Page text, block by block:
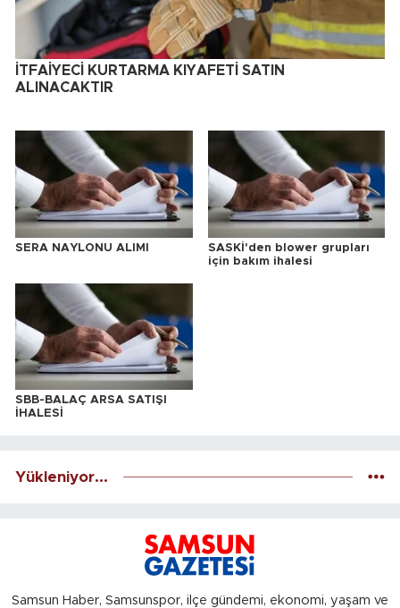
İTFAİYECİ KURTARMA KIYAFETİ SATIN
ALINACAKTIR
SERA NAYLONU ALIMI
SASKİ'den blower grupları
için bakım ihalesi
SBB-BALAÇ ARSA SATIŞI
İHALESİ
Yükleniyor...
Samsun Haber, Samsunspor, ilçe gündemi, ekonomi, yaşam ve